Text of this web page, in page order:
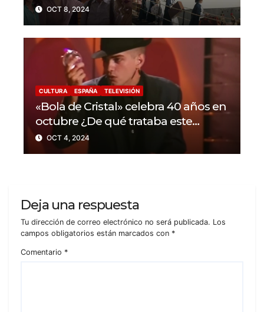
OCT 8, 2024
CULTURA ESPAÑA TELEVISIÓN
«Bola de Cristal» celebra 40 años en
octubre ¿De qué trataba este
programa?
OCT 4, 2024
Deja una respuesta
Tu dirección de correo electrónico no será publicada. Los
campos obligatorios están marcados con *
Comentario *